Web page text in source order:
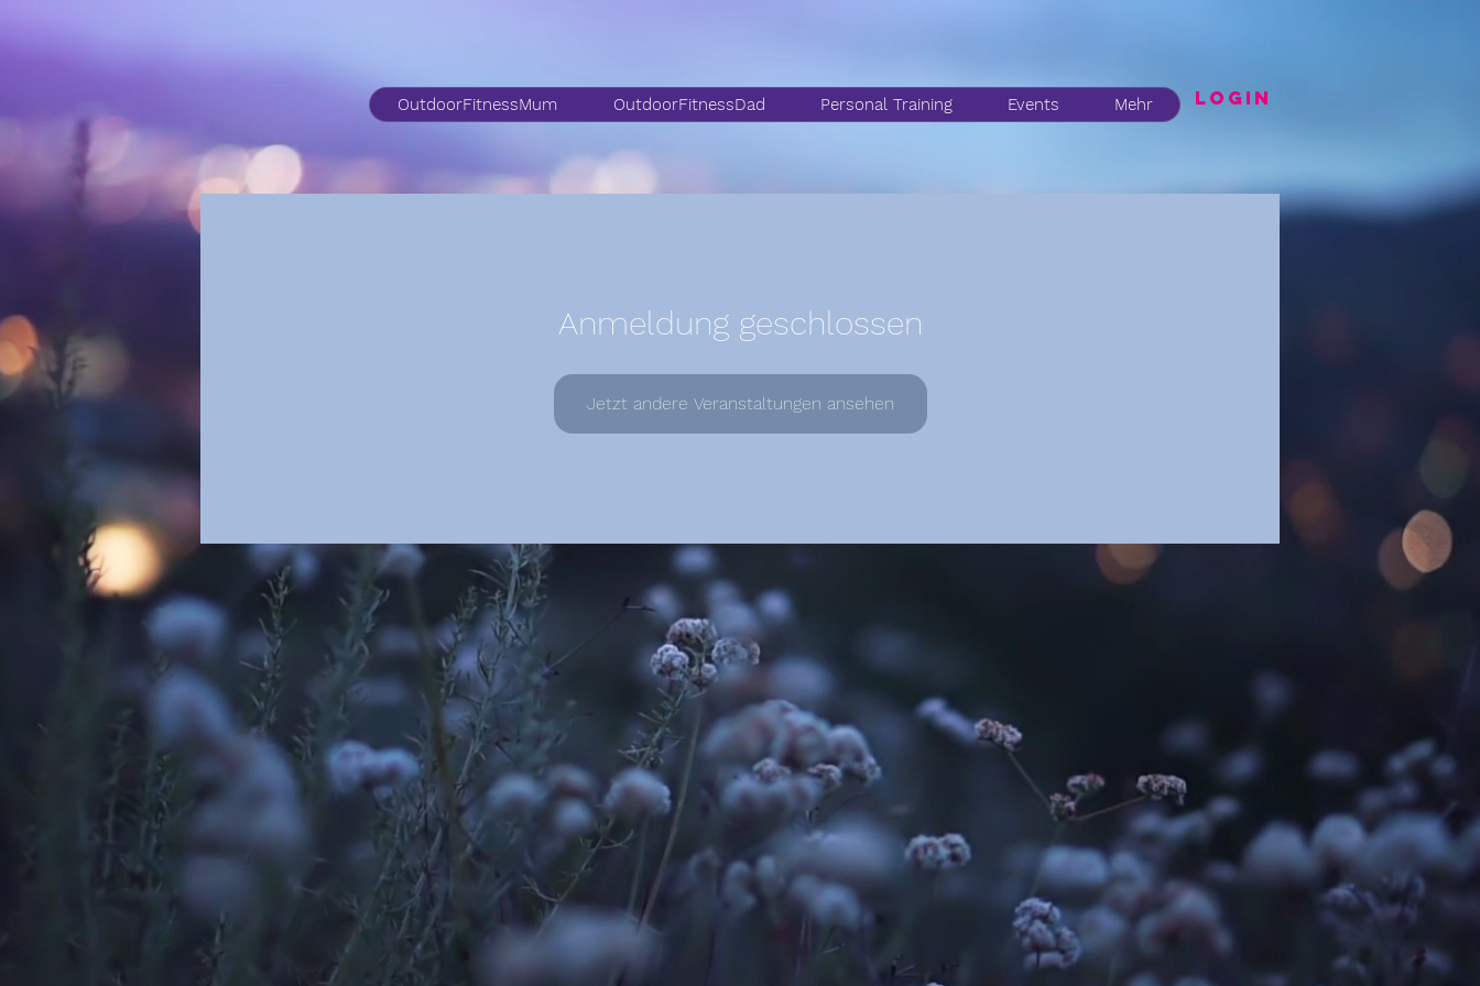
OutdoorFitnessMum OutdoorFitnessDad Personal Training Events Mehr LogIN
Anmeldung geschlossen
Jetzt andere Veranstaltungen ansehen